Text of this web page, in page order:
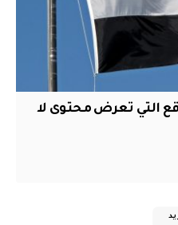
التي تعرض محتوى لا